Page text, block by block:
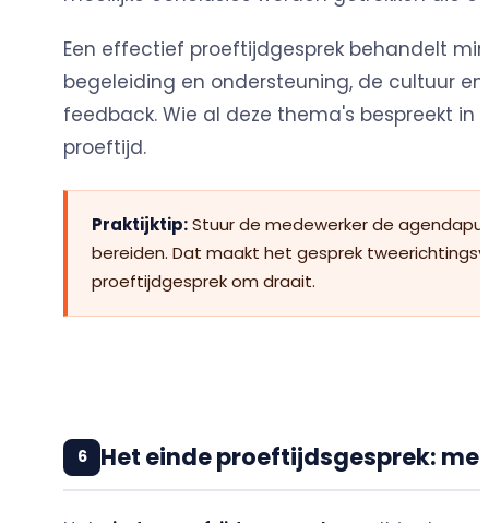
Een effectief proeftijdgesprek behandelt
begeleiding en ondersteuning, de cultuur
feedback. Wie al deze thema's bespreekt
proeftijd.
Praktijktip:Stuur de medewerker de
bereiden. Dat maakt het gesprek
proeftijdgesprek om draait.
6 Het einde proeftijdsgesprek: